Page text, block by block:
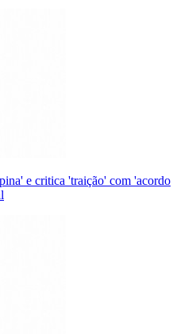
e critica 'traição' com 'acordo